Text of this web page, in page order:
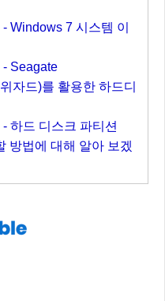
Windows 7 시스템 이
- Seagate
자드)를 활용한 하드디
하드 디스크 파티션
방법에 대해 알아 보겠